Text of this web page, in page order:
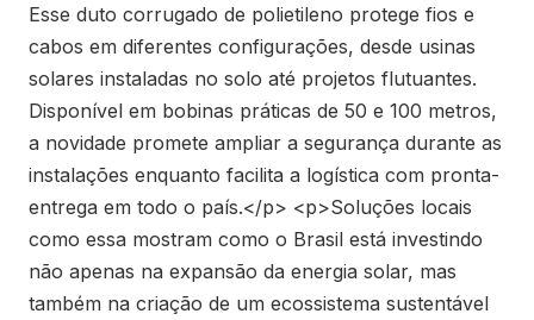
Esse duto corrugado de polietileno protege fios e
cabos em diferentes configurações, desde usinas
solares instaladas no solo até projetos flutuantes.
Disponível em bobinas práticas de 50 e 100 metros,
a novidade promete ampliar a segurança durante as
instalações enquanto facilita a logística com pronta-
entrega em todo o país.</p> <p>Soluções locais
como essa mostram como o Brasil está investindo
não apenas na expansão da energia solar, mas
também na criação de um ecossistema sustentável